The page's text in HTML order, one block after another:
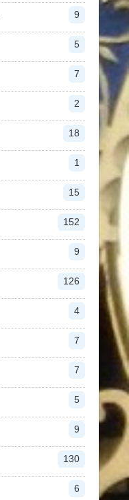
9
5
7
2
18
1
15
152
9
126
4
7
7
5
9
130
6